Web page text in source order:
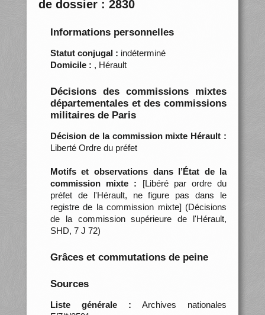
de dossier : 2830
Informations personnelles
Statut conjugal : indéterminé
Domicile : , Hérault
Décisions des commissions mixtes
départementales et des commissions
militaires de Paris
Décision de la commission mixte Hérault :
Liberté Ordre du préfet
Motifs et observations dans l’État de la
commission mixte : [Libéré par ordre du
préfet de l'Hérault, ne figure pas dans le
registre de la commission mixte] (Décisions
de la commission supérieure de l'Hérault,
SHD, 7 J 72)
Grâces et commutations de peine
Sources
Liste générale : Archives nationales